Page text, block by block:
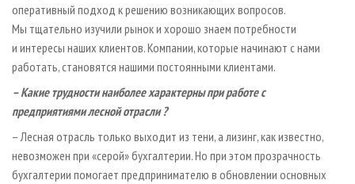
оперативный подход к решению возникающих вопросов.
Мы тщательно изучили рынок и хорошо знаем потребности
и интересы наших клиентов. Компании, которые начинают с нами
работать, становятся нашими постоянными клиентами.
–Какие трудностинаиболеехарактерныприработе с
предприятиямилесной отрасли ?
– Лесная отрасль только выходит из тени, а лизинг, как известно,
невозможен при «серой» бухгалтерии. Но при этом прозрачность
бухгалтерии помогает предпринимателю в обновлении основных